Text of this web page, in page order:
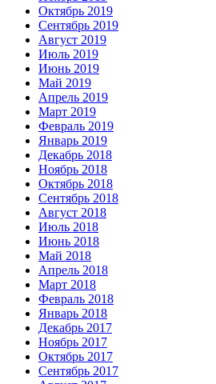
Октябрь 2019
Сентябрь 2019
Август 2019
Июль 2019
Июнь 2019
Май 2019
Апрель 2019
Март 2019
Февраль 2019
Январь 2019
Декабрь 2018
Ноябрь 2018
Октябрь 2018
Сентябрь 2018
Август 2018
Июль 2018
Июнь 2018
Май 2018
Апрель 2018
Март 2018
Февраль 2018
Январь 2018
Декабрь 2017
Ноябрь 2017
Октябрь 2017
Сентябрь 2017